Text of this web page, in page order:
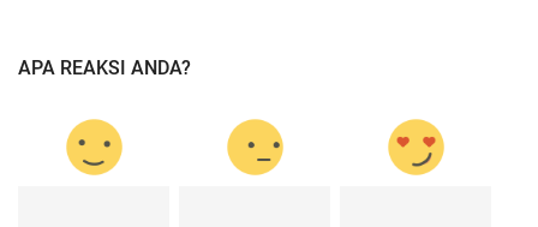
APA REAKSI ANDA?